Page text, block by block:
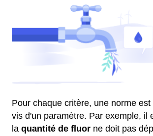
Pour chaque critère, une norme
vis d'un paramètre. Par exemple, il
la quantité de fluor ne doit pas